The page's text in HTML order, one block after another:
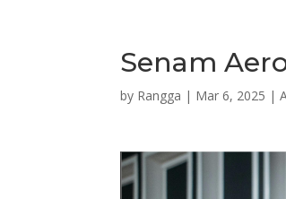
Senam
by Rangga | Mar 6, 2025 |